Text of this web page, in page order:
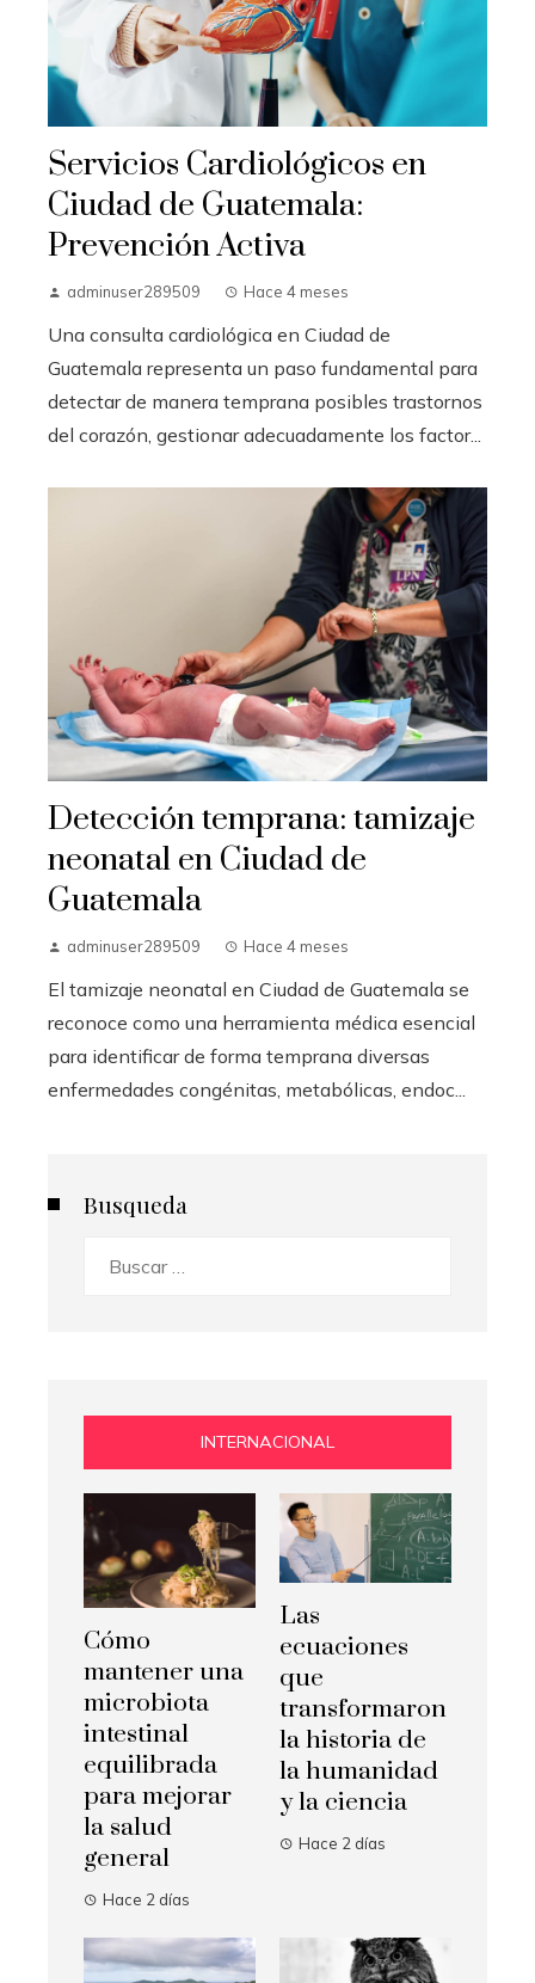
Servicios Cardiológicos en
Ciudad de Guatemala:
Prevención Activa
adminuser289509 Hace 4 meses
Una consulta cardiológica en Ciudad de
Guatemala representa un paso fundamental para
detectar de manera temprana posibles trastornos
del corazón, gestionar adecuadamente los factor...
Detección temprana: tamizaje
neonatal en Ciudad de
Guatemala
adminuser289509 Hace 4 meses
El tamizaje neonatal en Ciudad de Guatemala se
reconoce como una herramienta médica esencial
para identificar de forma temprana diversas
enfermedades congénitas, metabólicas, endoc...
Busqueda
INTERNACIONAL
Cómo
mantener una
microbiota
intestinal
equilibrada
para mejorar
la salud
general
Hace 2 días
Las
ecuaciones
que
transformaron
la historia de
la humanidad
y la ciencia
Hace 2 días